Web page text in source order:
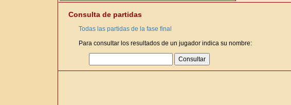
Consulta de partidas
Todas las partidas de la fase final
Para consultar los resultados de un jugador indica su nombre: